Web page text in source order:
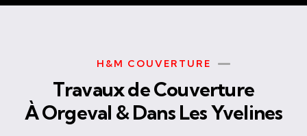
H&M COUVERTURE
Travaux de Couverture
À Orgeval & Dans Les Yvelines